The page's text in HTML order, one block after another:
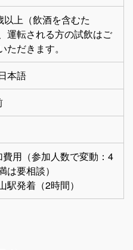
以上（飲酒を含むた
運転される方の試飲はご
ただきます。
本語
費用（参加人数で変動：4
は要相談）
駅発着（2時間）